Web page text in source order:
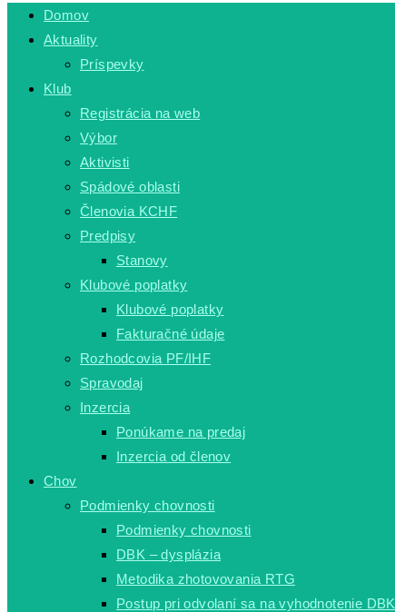
Domov
Aktuality
Príspevky
Klub
Registrácia na web
Výbor
Aktivisti
Spádové oblasti
Členovia KCHF
Predpisy
Stanovy
Klubové poplatky
Klubové poplatky
Fakturačné údaje
Rozhodcovia PF/IHF
Spravodaj
Inzercia
Ponúkame na predaj
Inzercia od členov
Chov
Podmienky chovnosti
Podmienky chovnosti
DBK – dysplázia
Metodika zhotovovania RTG
Postup pri odvolaní sa na vyhodnotenie DBK